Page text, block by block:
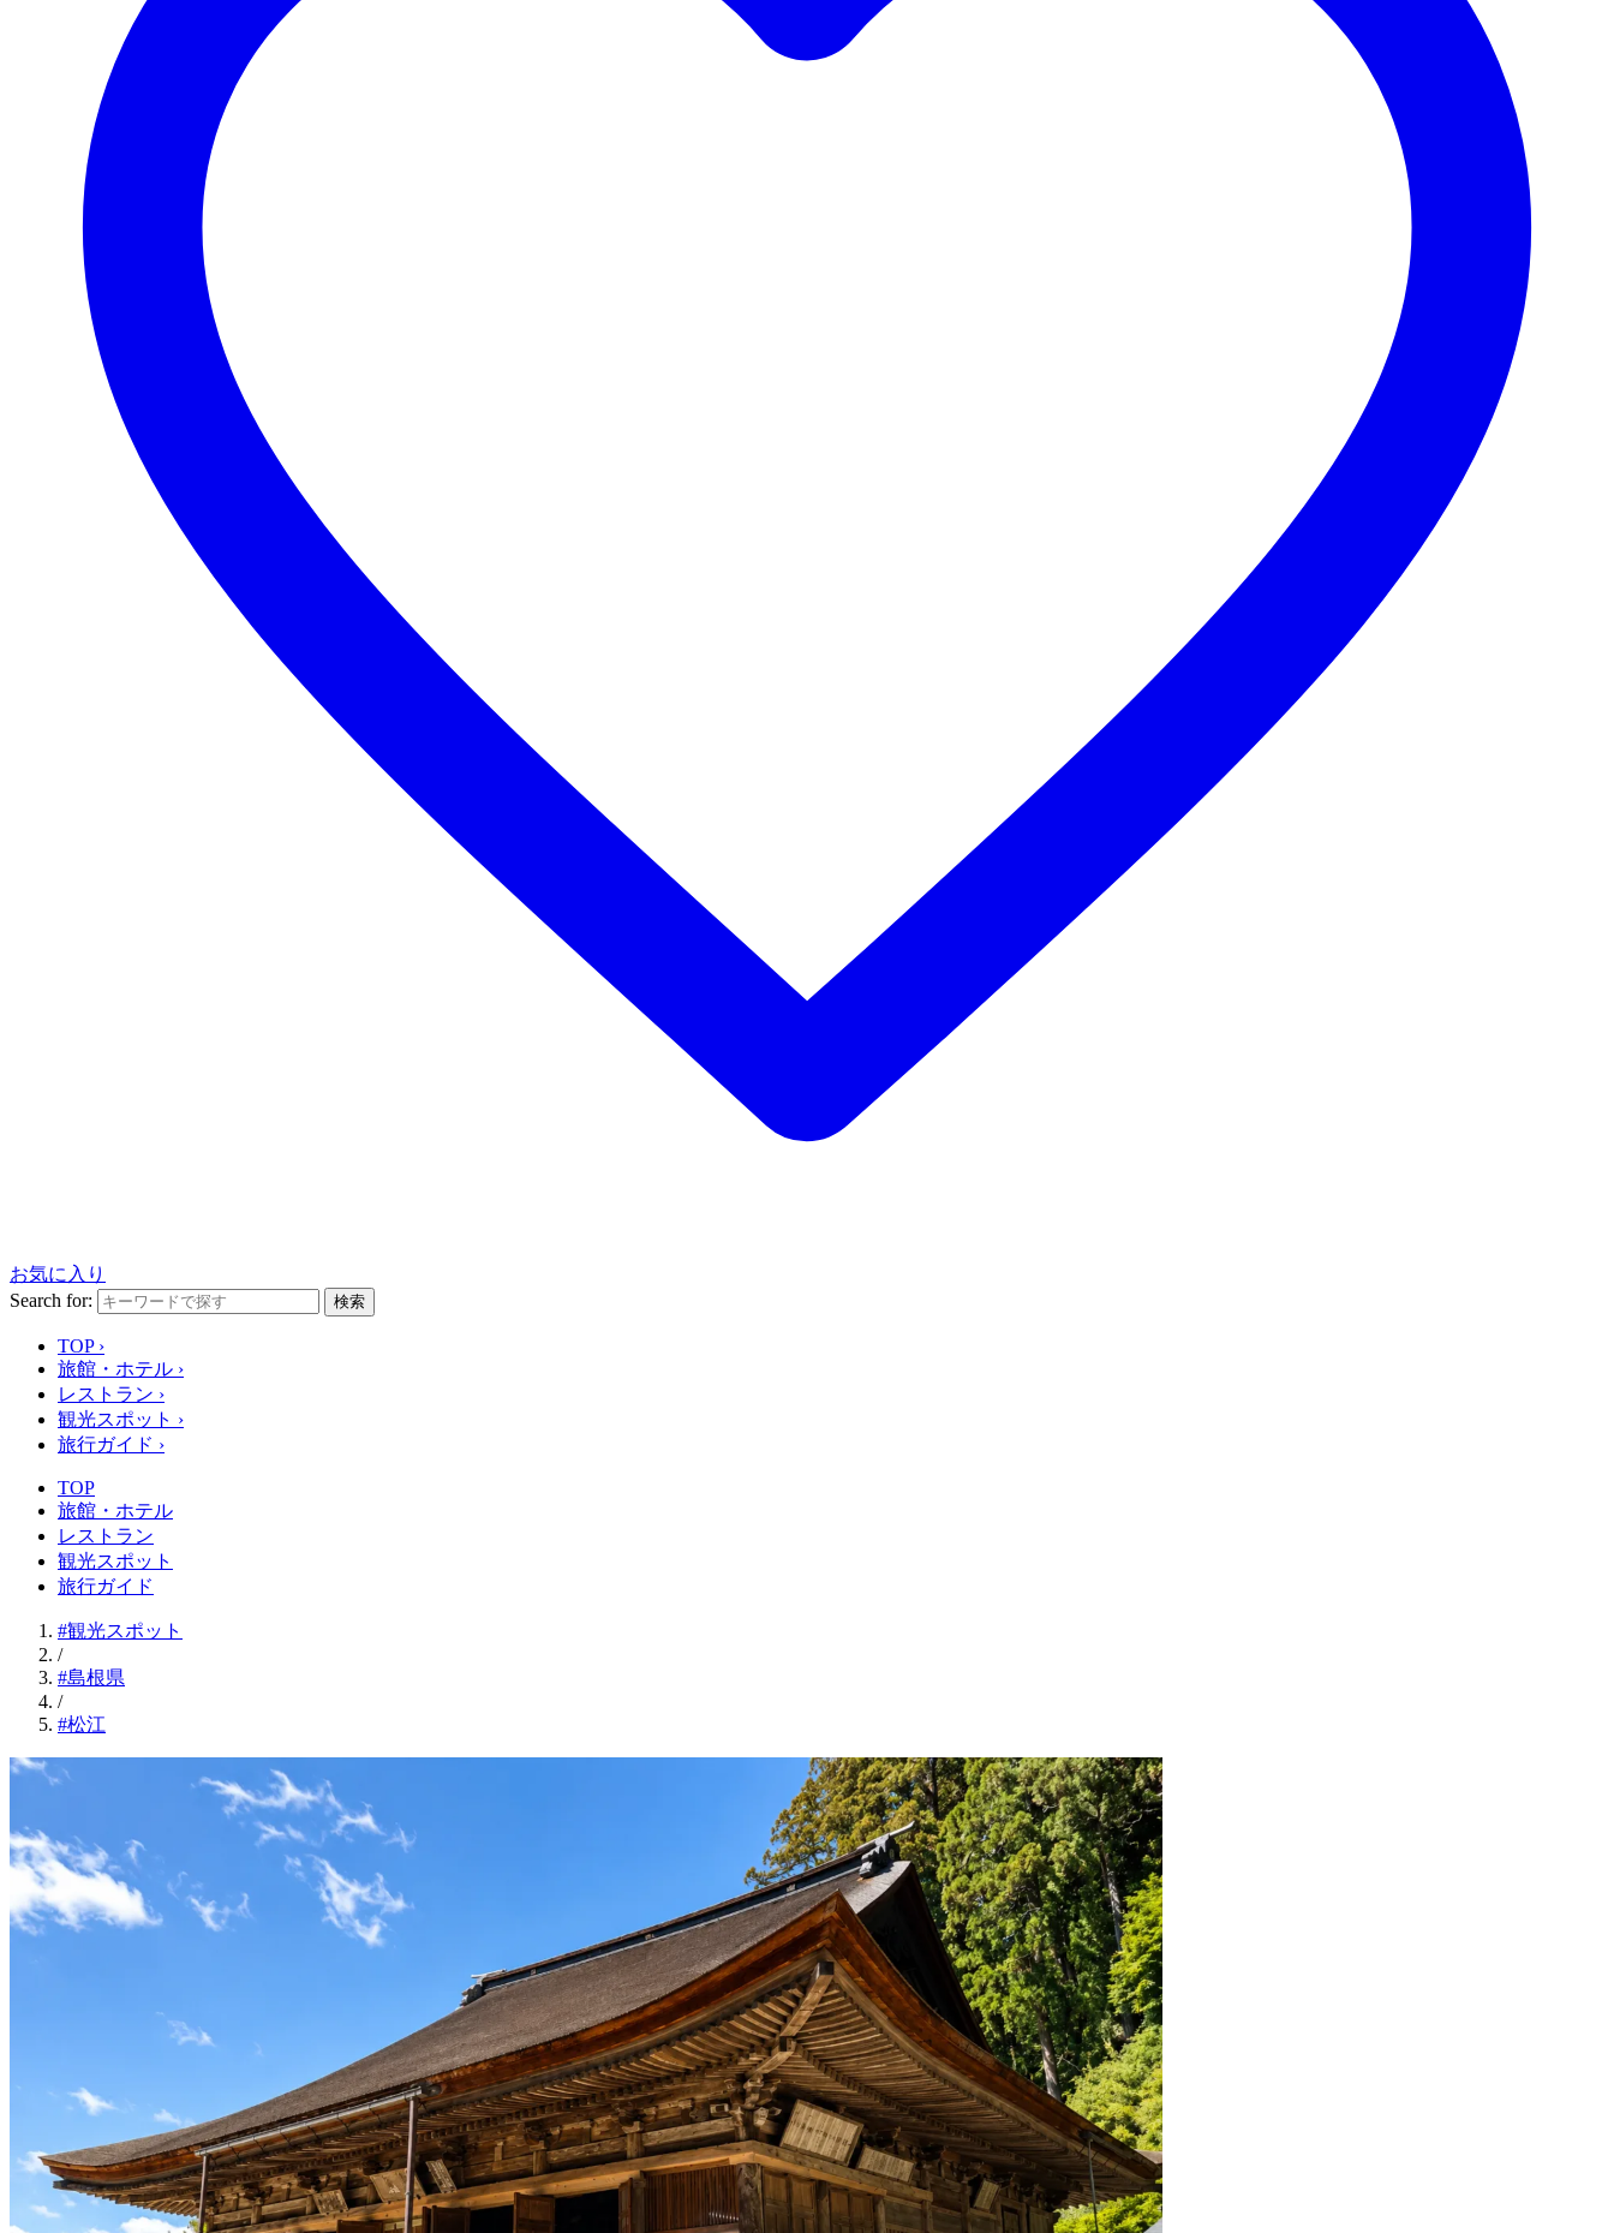
お気に入り
Search for:
検索
TOP ›
旅館・ホテル ›
レストラン ›
観光スポット ›
旅行ガイド ›
TOP
旅館・ホテル
レストラン
観光スポット
旅行ガイド
#観光スポット
/
#島根県
/
#松江